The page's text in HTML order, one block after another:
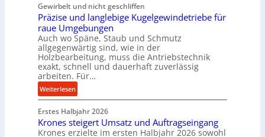
b
e
i
m
D
r
ü
c
k
p
r
o
u
g
e
l
g
e
w
i
n
e
t
Gewirbelt und nicht geschliffen
Präzise und langlebige Kugelgewindetriebe für
raue Umgebungen
Auch wo Späne, Staub und Schmutz
allgegenwärtig sind, wie in der
Holzbearbeitung, muss die Antriebstechnik
exakt, schnell und dauerhaft zuverlässig
arbeiten. Für…
Weiterlesen:
P
r
ä
z
Erstes Halbjahr 2026
Krones steigert Umsatz und Auftragseingang
Krones erzielte im ersten Halbjahr 2026 sowohl